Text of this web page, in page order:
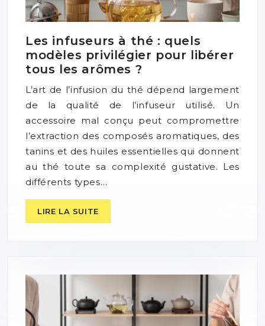
Les infuseurs à thé : quels
modèles privilégier pour libérer
tous les arômes ?
L’art de l’infusion du thé dépend largement
de la qualité de l’infuseur utilisé. Un
accessoire mal conçu peut compromettre
l’extraction des composés aromatiques, des
tanins et des huiles essentielles qui donnent
au thé toute sa complexité gustative. Les
différents types…
LIRE LA SUITE